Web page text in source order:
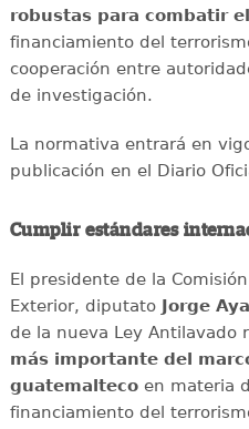
robustas para combatir
financiamiento del
cooperación entre
de investigación.
La normativa entrará en
publicación en el Diario
Cumplir estándares
El presidente de la
Exterior, diputatoJorge
de la nueva Ley Antilavado
más importante del
guatemaltecoen materia
financiamiento del